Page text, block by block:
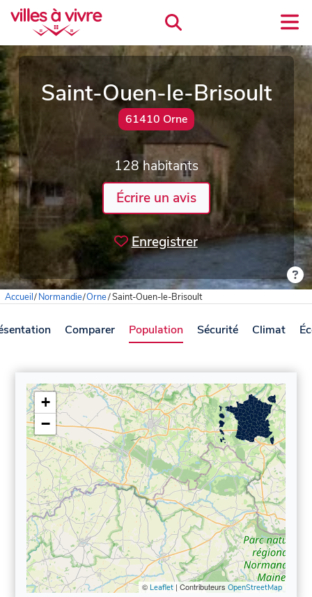
Saint-Ouen-le-Brisoult
61410 Orne
128 habitants
Écrire un avis
Enregistrer
Accueil/Normandie/Orne/Saint-Ouen-le-Brisoult
Comparer Population Sécurité Climat
+
−
© Leaflet| Contributeurs OpenStreetMap